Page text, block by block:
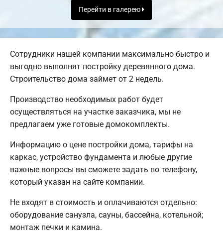
Перейти в галерею
Сотрудники нашей компании максимально быстро и
выгодно выполнят постройку деревянного дома.
Строительство дома займет от 2 недель.
Производство необходимых работ будет
осуществляться на участке заказчика, мы не
предлагаем уже готовые домокомплекты.
Информацию о цене постройки дома, тарифы на
каркас, устройство фундамента и любые другие
важные вопросы вы сможете задать по телефону,
который указан на сайте компании.
Не входят в стоимость и оплачиваются отдельно:
оборудование санузла, сауны, бассейна, котельной;
монтаж печки и камина.